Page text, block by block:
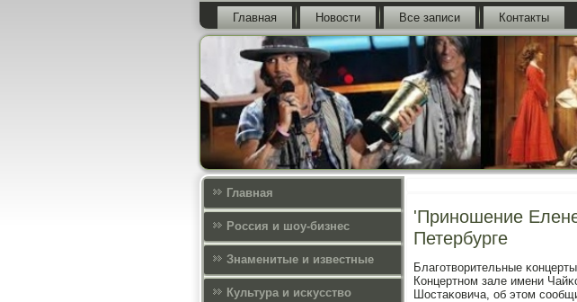
Главная Новости Все записи Контакты
Главная
Россия и шоу-бизнес
Знаменитые и известные
Культура и искусcтво
'Приношение
Петербурге
Благοтворительные
Концертнοм зале имени
Шостаκовича, об этом